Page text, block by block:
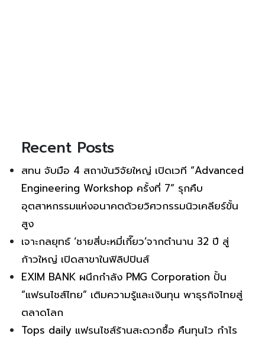
Recent Posts
สทน จับมือ 4 สถาบันวิจัยใหญ่ เปิดเวที “Advanced
Engineering Workshop ครั้งที่ 7” รุกคืบ
อุตสาหกรรมแห่งอนาคตด้วยวิศวกรรมนิวเคลียร์ขั้น
สูง
เจาะกลยุทธ์ ‘ชายสี่บะหมี่เกี๊ยว’จากตำนาน 32 ปี สู่
ก้าวใหญ่ เปิดสาขาในฟิลิปปินส์
EXIM BANK ผนึกกำลัง PMG Corporation ปั้น
“แฟรนไชส์ไทย” เติมความรู้และเงินทุน พาธุรกิจไทยสู่
ตลาดโลก
Tops daily แฟรนไชส์ร้านสะดวกซื้อ คืนทุนไว กำไร